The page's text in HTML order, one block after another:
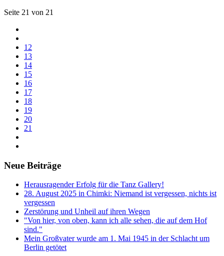
Seite 21 von 21
12
13
14
15
16
17
18
19
20
21
Neue Beiträge
Herausragender Erfolg für die Tanz Gallery!
28. August 2025 in Chimki: Niemand ist vergessen, nichts ist
vergessen
Zerstörung und Unheil auf ihren Wegen
"Von hier, von oben, kann ich alle sehen, die auf dem Hof
sind."
Mein Großvater wurde am 1. Mai 1945 in der Schlacht um
Berlin getötet